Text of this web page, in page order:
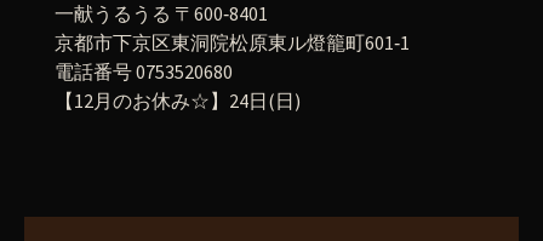
一献うるうる 〒600‐8401
京都市下京区東洞院松原東ル燈籠町601‐1
電話番号 0753520680
【12月のお休み☆】24日(日)